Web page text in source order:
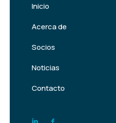
Inicio
Acerca de
Socios
Noticias
Contacto